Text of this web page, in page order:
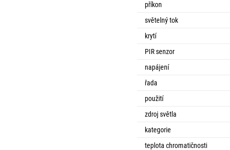
příkon
světelný tok
krytí
PIR senzor
napájení
řada
použití
zdroj světla
kategorie
teplota chromatičnosti